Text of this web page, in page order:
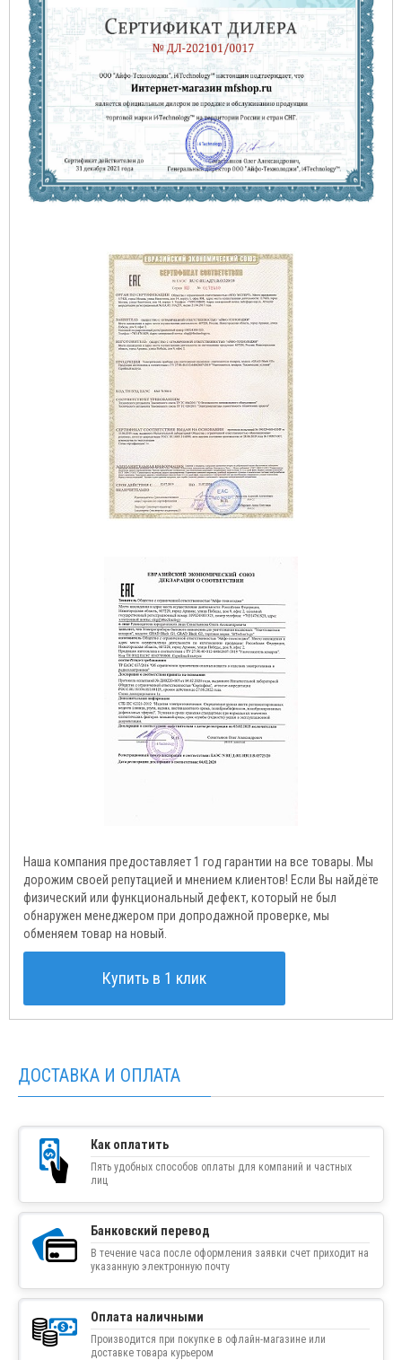
Наша компания предоставляет 1 год гарантии на все товары. Мы
дорожим своей репутацией и мнением клиентов! Если Вы найдёте
физический или функциональный дефект, который не был
обнаружен менеджером при допродажной проверке, мы
обменяем товар на новый.
Купить в 1 клик
ДОСТАВКА И ОПЛАТА
Как оплатить
Пять удобных способов оплаты для компаний и частных
лиц
Банковский перевод
В течение часа после оформления заявки счет приходит на
указанную электронную почту
Оплата наличными
Производится при покупке в офлайн-магазине или
доставке товара курьером